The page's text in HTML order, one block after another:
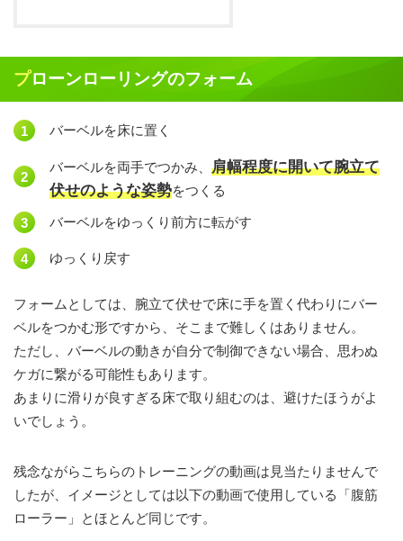
プローンローリングのフォーム
バーベルを床に置く
バーベルを両手でつかみ、 肩幅程度に開いて腕立て
伏せのような姿勢をつくる
バーベルをゆっくり前方に転がす
ゆっくり戻す
フォームとしては、腕立て伏せで床に手を置く代わりにバー
ベルをつかむ形ですから、そこまで難しくはありません。
ただし、バーベルの動きが自分で制御できない場合、思わぬ
ケガに繋がる可能性もあります。
あまりに滑りが良すぎる床で取り組むのは、避けたほうがよ
いでしょう。
残念ながらこちらのトレーニングの動画は見当たりませんで
したが、イメージとしては以下の動画で使用している「腹筋
ローラー」とほとんど同じです。